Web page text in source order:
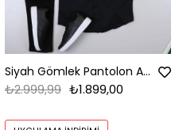
Siyah Gömlek Pantolon Ayakkabı Kombin
₺1.899,00
₺2.999,99